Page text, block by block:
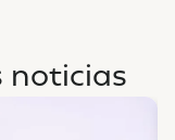
noticias